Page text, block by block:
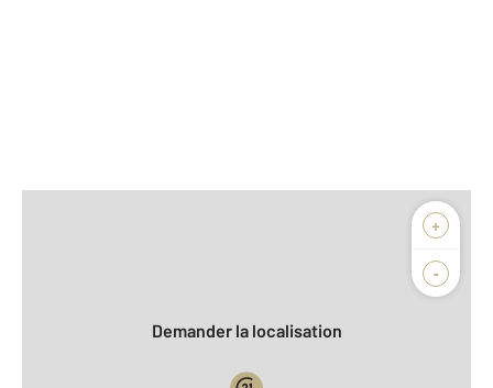
+
-
Biens vendus
Demander la localisation